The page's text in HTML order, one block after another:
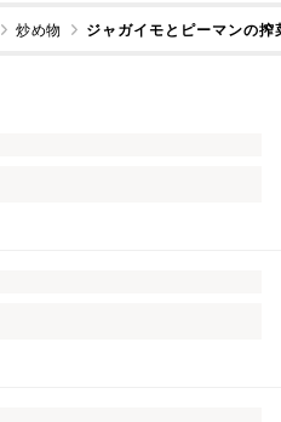
炒め物 ジャガイモとピーマンの